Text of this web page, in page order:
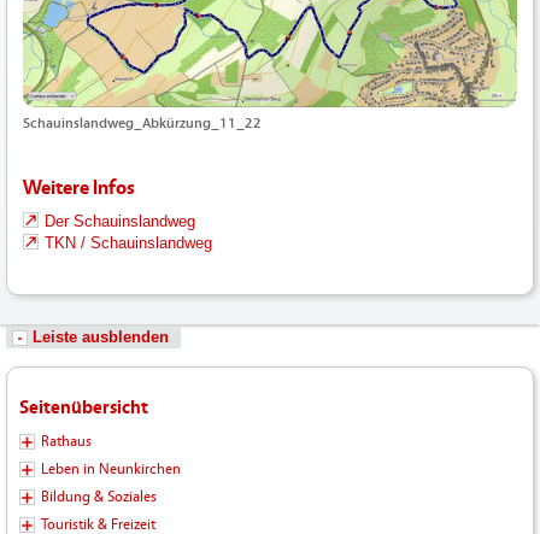
Schauinslandweg_Abkürzung_11_22
Weitere Infos
Der Schauinslandweg
TKN / Schauinslandweg
Leiste ausblenden
Seitenübersicht
Rathaus
Leben in Neunkirchen
Bildung & Soziales
Touristik & Freizeit